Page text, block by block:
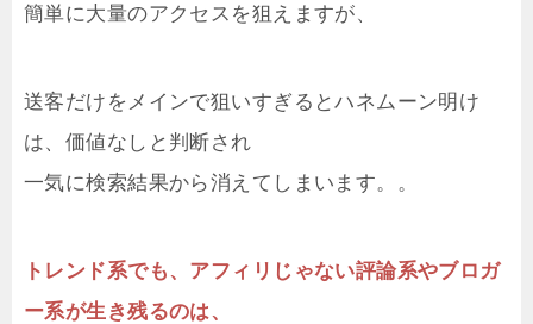
簡単に大量のアクセスを狙えますが、
送客だけをメインで狙いすぎるとハネムーン明け
は、価値なしと判断され
一気に検索結果から消えてしまいます。。
トレンド系でも、アフィリじゃない評論系やブロガ
ー系が生き残るのは、